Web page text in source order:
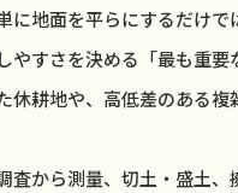
に地面を平らにするだけ
やすさを決める「最も重要
休耕地や、高低差のある
査から測量、切土・盛土